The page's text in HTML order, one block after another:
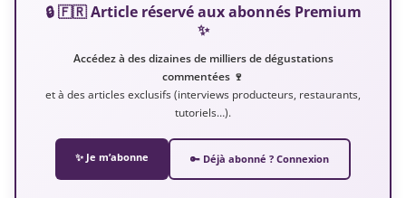
🔒 🇫🇷 Article réservé aux abonnés Premium
✨
Accédez à des dizaines de milliers de dégustations
commentées 🍷
et à des articles exclusifs (interviews producteurs, restaurants,
tutoriels…).
✨ Je m’abonne 🔑 Déjà abonné ? Connexion